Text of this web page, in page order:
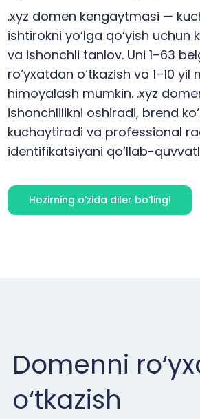
.xyz domen kengaytmasi —
ishtirokni yo‘lga qo‘yish uchun
va ishonchli tanlov. Uni 1–63
ro‘yxatdan o‘tkazish va 1–10
himoyalash mumkin. .xyz
ishonchlilikni oshiradi, brend
kuchaytiradi va professional
identifikatsiyani qo‘llab-
Hozirning o‘zida diler bo‘ling!
Domenni
o‘tkazish